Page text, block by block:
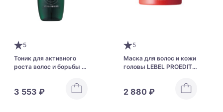
5
Тоник для активного
роста волос и борьбы с
KAMINOMOTO TRIGGER
HAIR GROWTH
3 553 ₽
5
Маска для волос и кожи
головы LEBEL PROEDIT
редеющих волос
2 880 ₽